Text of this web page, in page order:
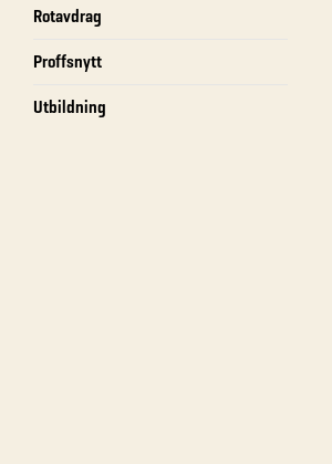
Rotavdrag
Proffsnytt
Utbildning